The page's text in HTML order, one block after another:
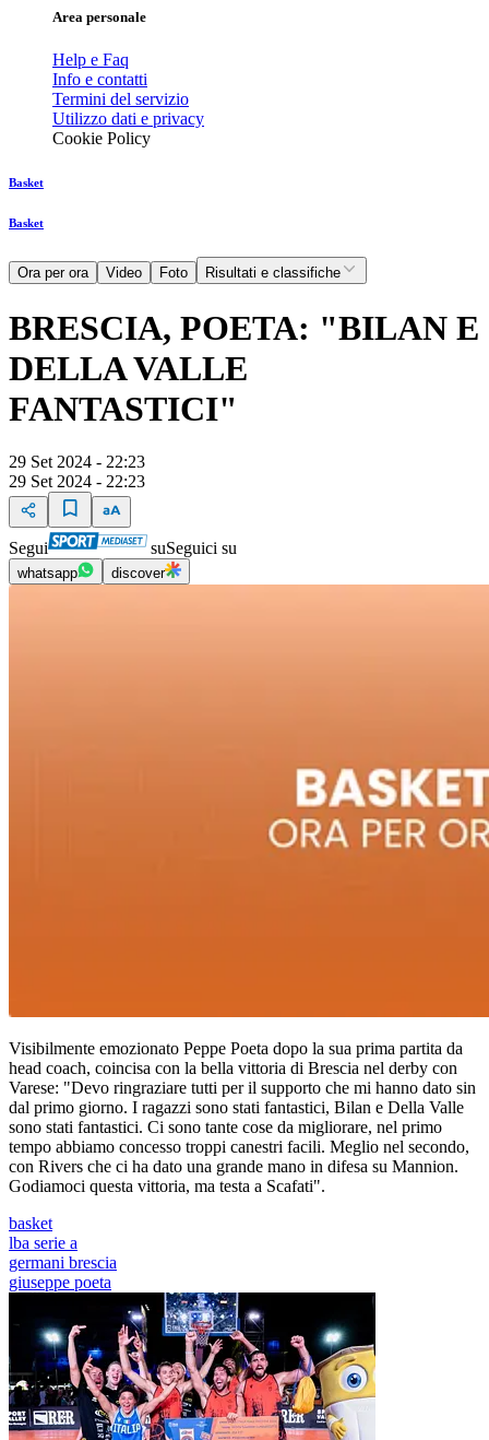
Area personale
Help e Faq
Info e contatti
Termini del servizio
Utilizzo dati e privacy
Cookie Policy
Basket
Basket
Ora per ora Video Foto Risultati e classifiche
BRESCIA, POETA: "BILAN E
DELLA VALLE
FANTASTICI"
29 Set 2024 - 22:23
29 Set 2024 - 22:23
Segui suSeguici su
whatsapp discover
Visibilmente emozionato Peppe Poeta dopo la sua prima partita da
head coach, coincisa con la bella vittoria di Brescia nel derby con
Varese: "Devo ringraziare tutti per il supporto che mi hanno dato sin
dal primo giorno. I ragazzi sono stati fantastici, Bilan e Della Valle
sono stati fantastici. Ci sono tante cose da migliorare, nel primo
tempo abbiamo concesso troppi canestri facili. Meglio nel secondo,
con Rivers che ci ha dato una grande mano in difesa su Mannion.
Godiamoci questa vittoria, ma testa a Scafati".
basket
lba serie a
germani brescia
giuseppe poeta